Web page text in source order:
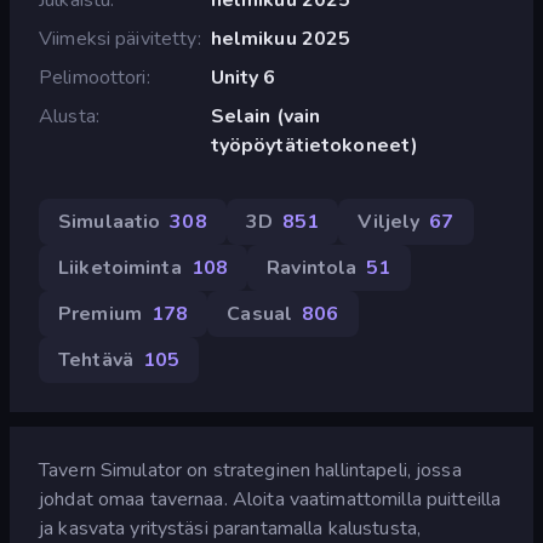
Viimeksi päivitetty helmikuu 2025
Pelimoottori
Unity 6
Alusta
Selain (vain
työpöytätietokoneet)
Simulaatio 308 3D 851 Viljely 67
Liiketoiminta 108 Ravintola 51
Premium 178 Casual 806
Tehtävä 105
Tavern Simulator on strateginen hallintapeli, jossa
johdat omaa tavernaa. Aloita vaatimattomilla puitteilla
ja kasvata yritystäsi parantamalla kalustusta,